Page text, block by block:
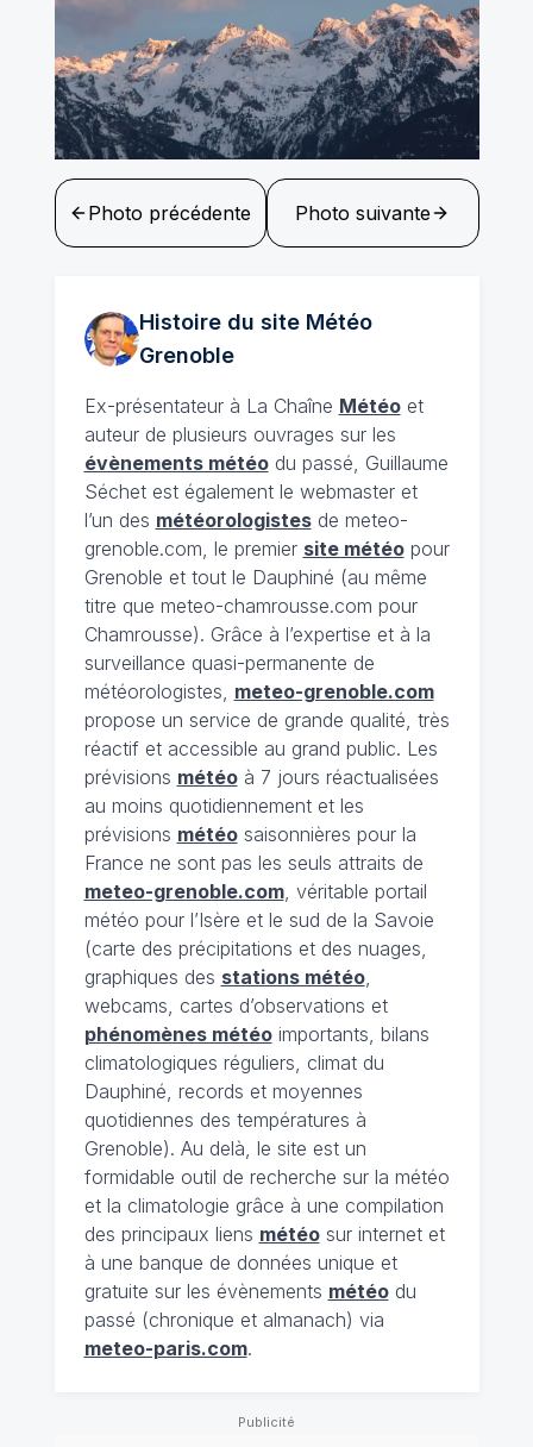
Photo précédente Photo suivante
Histoire du site Météo
Grenoble
Ex-présentateur à La Chaîne Météoet
auteur de plusieurs ouvrages sur les
évènements météodu passé, Guillaume
Séchet est également le webmaster et
l’un des météorologistesde meteo-
grenoble.com, le premier site météopour
Grenoble et tout le Dauphiné (au même
titre que meteo-chamrousse.com pour
Chamrousse). Grâce à l’expertise et à la
surveillance quasi-permanente de
météorologistes, meteo-grenoble.com
propose un service de grande qualité, très
réactif et accessible au grand public. Les
prévisions météoà 7 jours réactualisées
au moins quotidiennement et les
prévisions météosaisonnières pour la
France ne sont pas les seuls attraits de
meteo-grenoble.com, véritable portail
météo pour l’Isère et le sud de la Savoie
(carte des précipitations et des nuages,
graphiques des stations météo,
webcams, cartes d’observations et
phénomènes météoimportants, bilans
climatologiques réguliers, climat du
Dauphiné, records et moyennes
quotidiennes des températures à
Grenoble). Au delà, le site est un
formidable outil de recherche sur la météo
et la climatologie grâce à une compilation
des principaux liens météosur internet et
à une banque de données unique et
gratuite sur les évènements météodu
passé (chronique et almanach) via
meteo-paris.com.